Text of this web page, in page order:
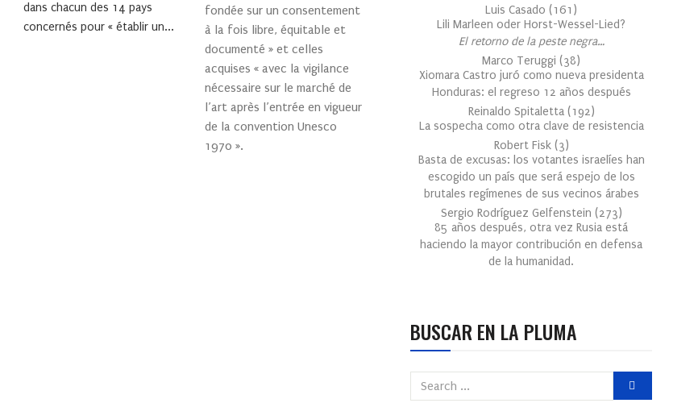
dans chacun des 14 pays
concernés pour « établir un...
fondée sur un consentement
à la fois libre, équitable et
documenté » et celles
acquises « avec la vigilance
nécessaire sur le marché de
l’art après l’entrée en vigueur
de la convention Unesco
1970 ».
Luis Casado (161 )
Lili Marleen oder Horst-Wessel-Lied?
El retorno de la peste negra…
Marco Teruggi (38)
Xiomara Castro juró como nueva presidenta
Honduras: el regreso 12 años después
Reinaldo Spitaletta (192)
La sospecha como otra clave de resistencia
Robert Fisk (3)
Basta de excusas: los votantes israelíes han
escogido un país que será espejo de los
brutales regímenes de sus vecinos árabes
Sergio Rodríguez Gelfenstein (273)
85 años después, otra vez Rusia está
haciendo la mayor contribución en defensa
de la humanidad.
BUSCAR EN LA PLUMA